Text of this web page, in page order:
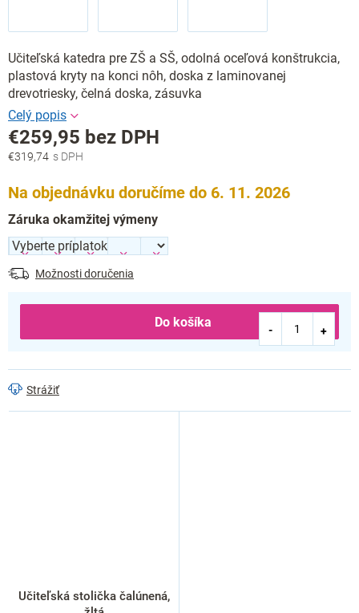
Učiteľská katedra pre ZŠ a SŠ, odolná oceľová konštrukcia,
plastová kryty na konci nôh, doska z laminovanej
drevotriesky, čelná doska, zásuvka
€319,74
€259,95 bez DPH
Jednotková
Na objednávku doručíme do 6. 11. 2026
Záruka okamžitej výmeny
Možnosti doručenia
Do košíka
Strážiť
Učiteľská stolička čalúnená,